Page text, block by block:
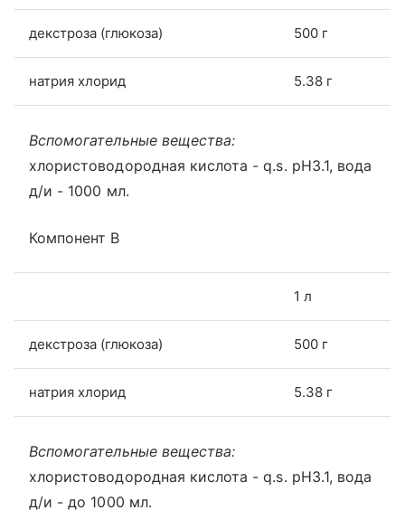
декстроза (глюкоза) 500 г
натрия хлорид 5.38 г
Вспомогательные вещества:
хлористоводородная кислота - q.s. рН3.1, вода
д/и - 1000 мл.
Компонент В
1 л
декстроза (глюкоза) 500 г
натрия хлорид 5.38 г
Вспомогательные вещества:
хлористоводородная кислота - q.s. рН3.1, вода
д/и - до 1000 мл.